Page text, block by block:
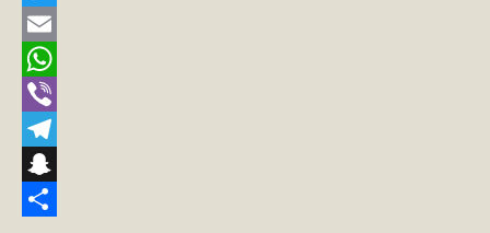
Twitter
Email
WhatsApp
Viber
Telegram
Snapchat